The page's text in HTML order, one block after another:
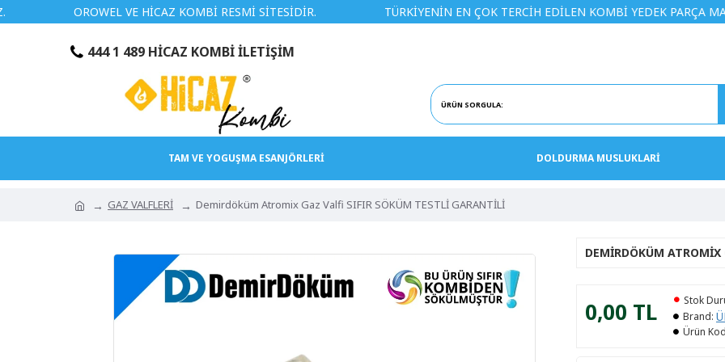
OROWEL VE HİCAZ KOMBİ RESMİ SİTESİDİR. TÜRKİYENİN EN ÇOK TERCİH EDİLEN KOMBİ YEDEK PARÇA
444 1 489 HİCAZ KOMBİ İLETİŞİM
TAM VE YOGUŞMA ESANJÖRLERİ DOLDURMA MUSLUKLARİ
GAZ VALFLERİ Demirdöküm Atromix Gaz Valfi SIFIR SÖKÜM TESTLİ GARANTİLİ
DEMIRDÖKÜM
0,00 TL Stok
Brand:
Ürün